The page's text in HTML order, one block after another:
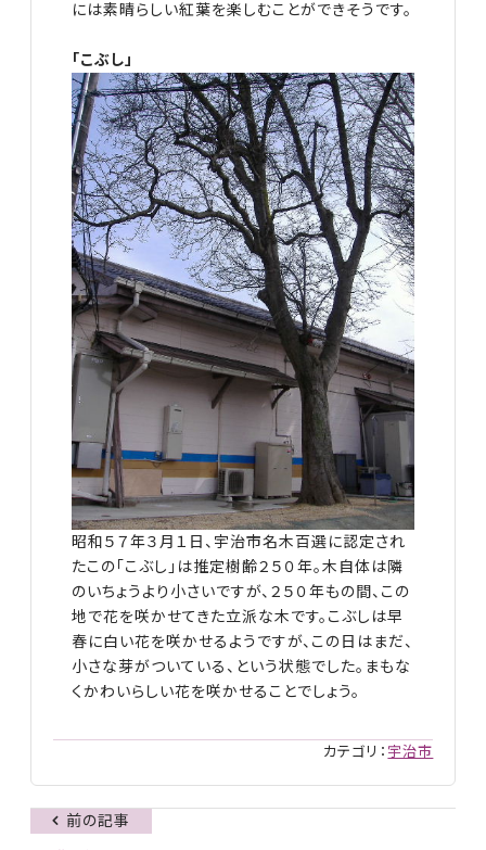
には素晴らしい紅葉を楽しむことができそうです。
「こぶし」
昭和５７年３月１日、宇治市名木百選に認定され
たこの「こぶし」は推定樹齢２５０年。木自体は隣
のいちょうより小さいですが、２５０年もの間、この
地で花を咲かせてきた立派な木です。こぶしは早
春に白い花を咲かせるようですが、この日はまだ、
小さな芽がついている、という状態でした。まもな
くかわいらしい花を咲かせることでしょう。
カテゴリ： 宇治市
前の記事